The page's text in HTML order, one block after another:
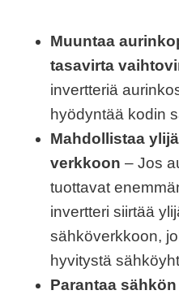
Muuntaa
tasavirta
invertteriä
hyödyntää kodin
Mahdollistaa
verkkoon – Jos
tuottavat
invertteri siirtää
sähköverkkoon,
hyvitystä
Parantaa